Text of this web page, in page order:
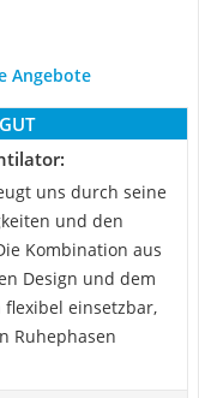
Angebote
GUT
uns durch seine
und den
Kombination aus
Design und dem
einsetzbar,
Ruhephasen